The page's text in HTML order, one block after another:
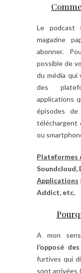
Le podcast
magazine
abonner.
possible de
du média qui
des
applications
épisodes
téléchargent
ou
Plateformes
Soundcloud,
Applications
Addict, etc.
A mon
l’opposé
furtives qui
sont arrivées (